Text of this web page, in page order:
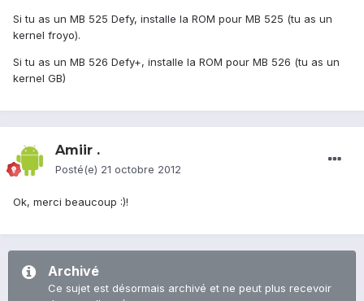
Si tu as un MB 525 Defy, installe la ROM pour MB 525 (tu as un
kernel froyo).
Si tu as un MB 526 Defy+, installe la ROM pour MB 526 (tu as un
kernel GB)
Amiir .
Posté(e) 21 octobre 2012
Ok, merci beaucoup :)!
Archivé
Ce sujet est désormais archivé et ne peut plus recevoir